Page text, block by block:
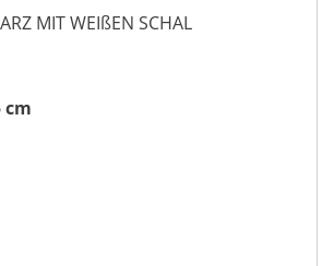
MIT WEIßEN SCHAL
cm